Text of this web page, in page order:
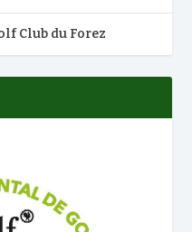
Club du Forez